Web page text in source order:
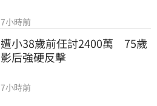
7小時前
遭小38歲前任討2400萬　75歲
影后強硬反擊
7小時前